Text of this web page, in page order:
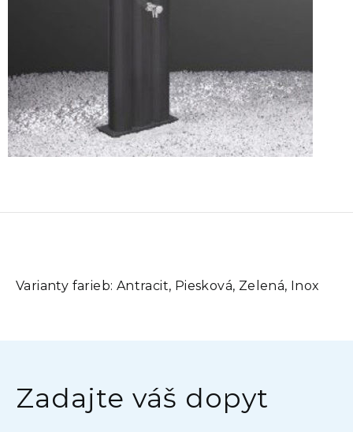
Varianty farieb: Antracit, Piesková, Zelená, Inox
Zadajte váš dopyt